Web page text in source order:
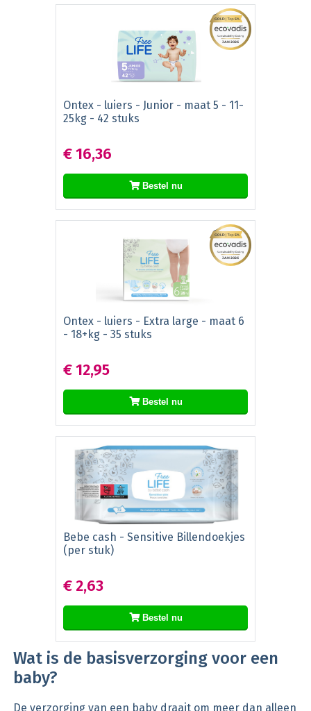
Ontex - luiers - Junior - maat 5 - 11-
25kg - 42 stuks
€ 16,36
Bestel nu
Ontex - luiers - Extra large - maat 6
- 18+kg - 35 stuks
€ 12,95
Bestel nu
Bebe cash - Sensitive Billendoekjes
(per stuk)
€ 2,63
Bestel nu
Wat is de basisverzorging voor een
baby?
De verzorging van een baby draait om meer dan alleen